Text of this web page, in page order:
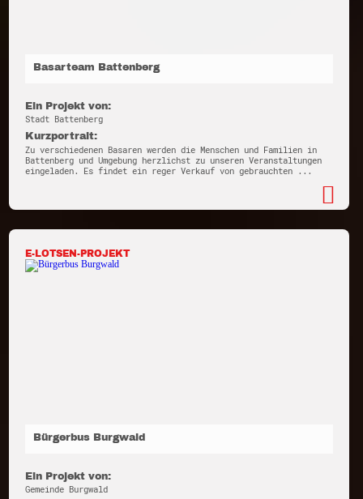
Basarteam Battenberg
Ein Projekt von:
Stadt Battenberg
Kurzportrait:
Zu verschiedenen Basaren werden die Menschen und Familien in
Battenberg und Umgebung herzlichst zu unseren Veranstaltungen
eingeladen. Es findet ein reger Verkauf von gebrauchten ...
E-LOTSEN-PROJEKT
Bürgerbus Burgwald
Ein Projekt von:
Gemeinde Burgwald